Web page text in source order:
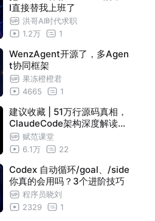
I直接替我上班了
洪哥AI时代求职
1.2万
1
WenzAgent开源了，多Agen
t协同框架
果冻橙橙君
4665
1
建议收藏 | 51万行源码真相，
ClaudeCode架构深度解读，
深度复盘四大约束架构与8大
设计模式，揭秘工业级Agent
控
赋范课堂
6.1万
22
Codex 自动循环/goal、/side
你真的会用吗？3个进阶技巧
程序员晓刘
2329
1